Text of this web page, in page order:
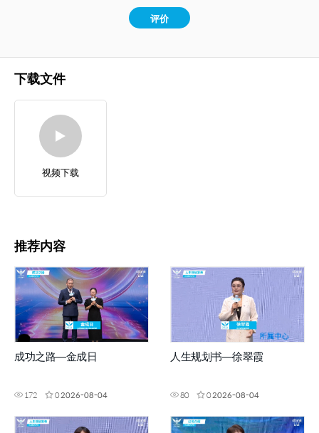
评价
下载文件
视频下载
推荐内容
成功之路—金成日
172 02026-08-04
人生规划书—徐翠霞
80 02026-08-04